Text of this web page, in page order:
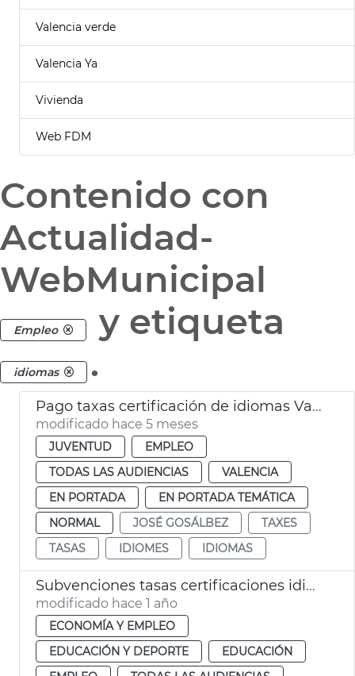
Valencia verde
Valencia Ya
Vivienda
Web FDM
Contenido con
Actualidad-
WebMunicipal
Empleo y etiqueta
idiomas .
Pago taxas certificación de idiomas València
modificado hace 5 meses
JUVENTUD
EMPLEO
TODAS LAS AUDIENCIAS
VALENCIA
EN PORTADA
EN PORTADA TEMÁTICA
NORMAL
JOSÉ GOSÁLBEZ
TAXES
TASAS
IDIOMES IDIOMAS
Subvenciones tasas certificaciones idiomas València
modificado hace 1 año
ECONOMÍA Y EMPLEO
EDUCACIÓN Y DEPORTE
EDUCACIÓN